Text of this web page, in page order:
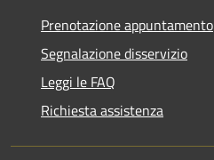
Prenotazione appuntamento
Segnalazione disservizio
Leggi le FAQ
Richiesta assistenza